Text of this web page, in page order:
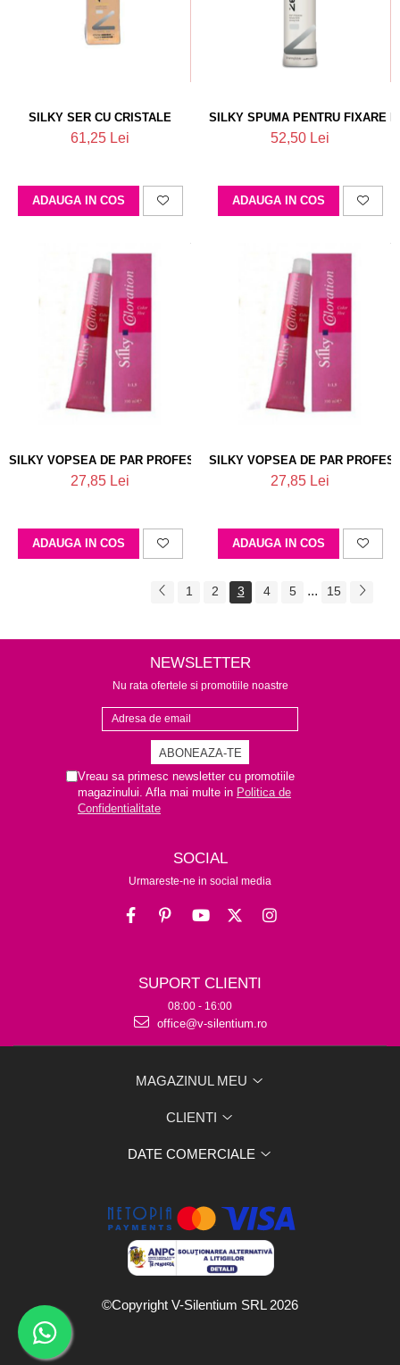
SILKY SER CU CRISTALE
61,25 Lei
ADAUGA IN COS
SILKY SPUMA PENTRU FIXARE
52,50 Lei
ADAUGA IN COS
SILKY VOPSEA DE PAR PROFESIONALA 000
27,85 Lei
ADAUGA IN COS
SILKY VOPSEA DE PAR
27,85 Lei
ADAUGA IN COS
1 2 3 4 5 ... 15
NEWSLETTER
Nu rata ofertele si promotiile noastre
Vreau sa primesc newsletter cu promotiile
magazinului. Afla mai multe in Politica de
Confidentialitate
SOCIAL
Urmareste-ne in social media
SUPORT CLIENTI
08:00 - 16:00
office@v-silentium.ro
MAGAZINUL MEU
CLIENTI
DATE COMERCIALE
©Copyright V-Silentium SRL 2026